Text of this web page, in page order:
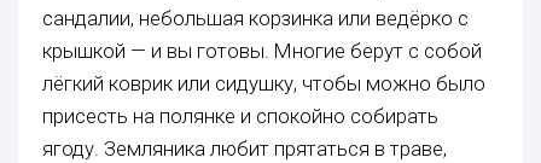
сандалии, небольшая корзинка или ведёрко с
крышкой — и вы готовы. Многие берут с собой
лёгкий коврик или сидушку, чтобы можно было
присесть на полянке и спокойно собирать
ягоду. Земляника любит прятаться в траве,